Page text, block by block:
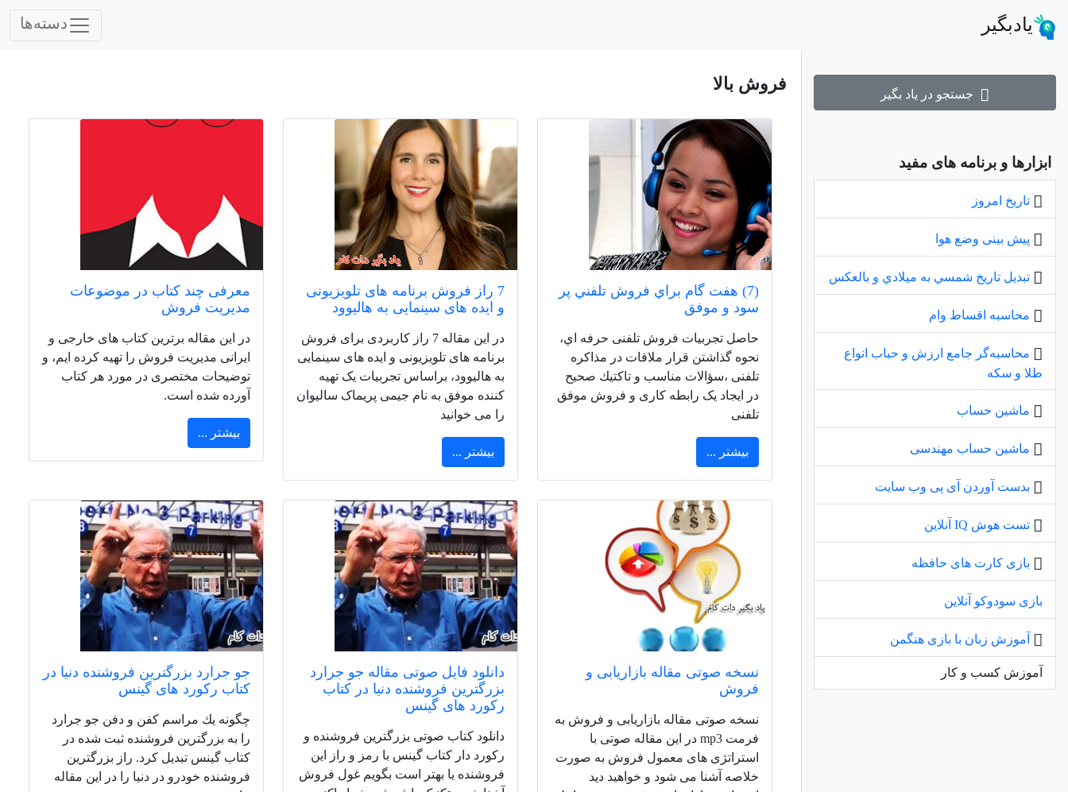
یادبگیر دسته‌ها
جستجو در یاد بگیر
ابزارها و برنامه های مفید
تاریخ امروز
پیش بینی وضع هوا
تبديل تاريخ شمسي به ميلادي و بالعكس
محاسبه اقساط وام
محاسبه‌گر جامع ارزش و حباب انواع
طلا و سکه
ماشین حساب
ماشین حساب مهندسی
بدست آوردن آی پی وب سایت
تست هوش IQ آنلاین
بازی کارت های حافظه
بازی سودوکو آنلاین
آموزش زبان با بازی هنگمن
آموزش کسب و کار
فروش بالا
(7) هفت گام براي فروش تلفني پر
سود و موفق
حاصل تجربیات فروش تلفنی حرفه اي،
نحوه گذاشتن قرار ملاقات در مذاکره
تلفنی ،سؤالات مناسب و تاكتيك صحیح
در ایجاد یک رابطه کاری و فروش موفق
تلفنی
بیشتر ...
7 راز فروش برنامه های تلویزیونی
و ایده های سینمایی به هالیوود
در این مقاله 7 راز کاربردی برای فروش
برنامه های تلویزیونی و ایده های سینمایی
به هالیوود، براساس تجربیات یک تهیه
کننده موفق به نام جیمی پریماک سالیوان
را می خوانید
بیشتر ...
معرفی چند کتاب در موضوعات
مدیریت فروش
در این مقاله برترین کتاب های خارجی و
ایرانی مدیریت فروش را تهیه کرده ایم، و
توضیحات مختصری در مورد هر کتاب
آورده شده است.
بیشتر ...
نسخه صوتی مقاله بازاریابی و
فروش
نسخه صوتی مقاله بازاریابی و فروش به
فرمت mp3 در این مقاله صوتی با
استراتژی های معمول فروش به صورت
خلاصه آشنا می شود و خواهید دید
دانلود فایل صوتی مقاله جو جرارد
بزرگترین فروشنده دنیا در کتاب
رکورد های گینس
دانلود کتاب صوتی بزرگترین فروشنده و
رکورد دار کتاب گینس با رمز و راز این
فروشنده یا بهتر است بگویم غول فروش
جو جرارد بزرگترین فروشنده دنیا در
کتاب رکورد های گینس
چگونه يك مراسم كفن و دفن جو جرارد
را به بزرگترين فروشنده ثبت شده در
کتاب گينس تبديل كرد. راز بزرگترین
فروشنده خودرو در دنیا را در این مقاله